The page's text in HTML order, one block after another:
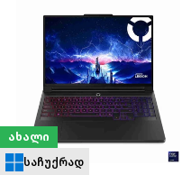
SSD/W11H) - F0J2003URU
ახალი
საჩუქრად